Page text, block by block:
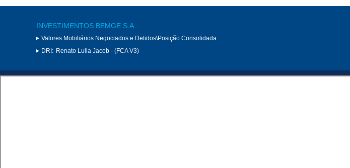
INVESTIMENTOS BEMGE S.A.
Valores Mobiliários Negociados e Detidos\Posição Consolidada
DRI: Renato Lulia Jacob - (FCA V3)